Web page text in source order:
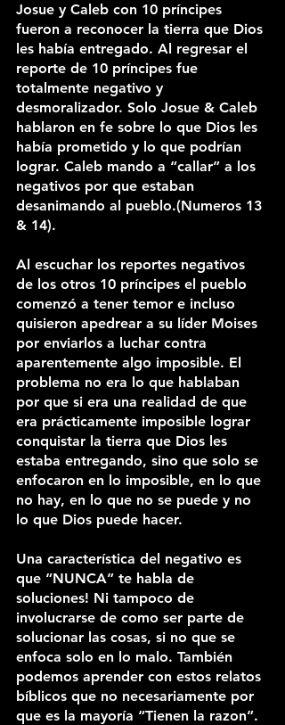
Josue y Caleb con 10 príncipes
fueron a reconocer la tierra que Dios
les había entregado. Al regresar el
reporte de 10 príncipes fue
totalmente negativo y
desmoralizador. Solo Josue & Caleb
hablaron en fe sobre lo que Dios les
había prometido y lo que podrían
lograr. Caleb mando a “callar” a los
negativos por que estaban
desanimando al pueblo.(Numeros 13
& 14).
Al escuchar los reportes negativos
de los otros 10 príncipes el pueblo
comenzó a tener temor e incluso
quisieron apedrear a su líder Moises
por enviarlos a luchar contra
aparentemente algo imposible. El
problema no era lo que hablaban
por que si era una realidad de que
era prácticamente imposible lograr
conquistar la tierra que Dios les
estaba entregando, sino que solo se
enfocaron en lo imposible, en lo que
no hay, en lo que no se puede y no
lo que Dios puede hacer.
Una característica del negativo es
que “NUNCA” te habla de
soluciones! Ni tampoco de
involucrarse de como ser parte de
solucionar las cosas, si no que se
enfoca solo en lo malo. También
podemos aprender con estos relatos
bíblicos que no necesariamente por
que es la mayoría “Tienen la razon”.